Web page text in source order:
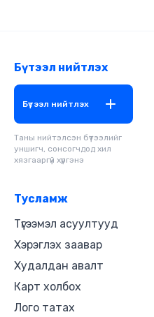
Бүтээл нийтлэх
Бүтээл нийтлэх
Таны нийтэлсэн бүтээлийг
уншигч, сонсогчдод хил
хязгааргүй хүргэнэ
Тусламж
Түгээмэл асуултууд
Хэрэглэх заавар
Худалдан авалт
Карт холбох
Лого татах